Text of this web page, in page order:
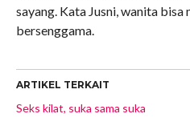
sayang. Kata Jusni, wanita
bersenggama.
ARTIKEL TERKAIT
Seks kilat, suka sama suka